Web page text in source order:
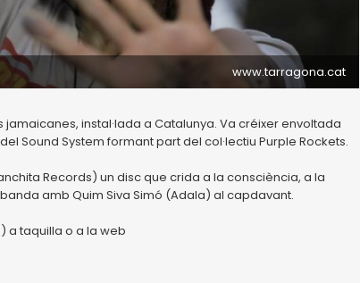
www.tarragona.cat
instal·lada a Catalunya. Va créixer envoltada
Sound System formant part del col·lectiu Purple Rockets.
Records) un disc que crida a la consciència, a la
amb Quim Siva Simó (Adala) al capdavant.
a taquilla o a la web